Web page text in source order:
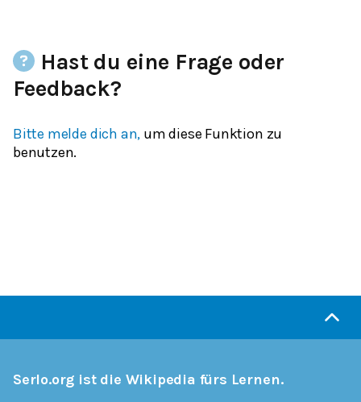
Hast du eine Frage oder
Feedback?
Bitte melde dich an, um diese Funktion zu
benutzen.
Serlo.org ist die Wikipedia fürs Lernen.